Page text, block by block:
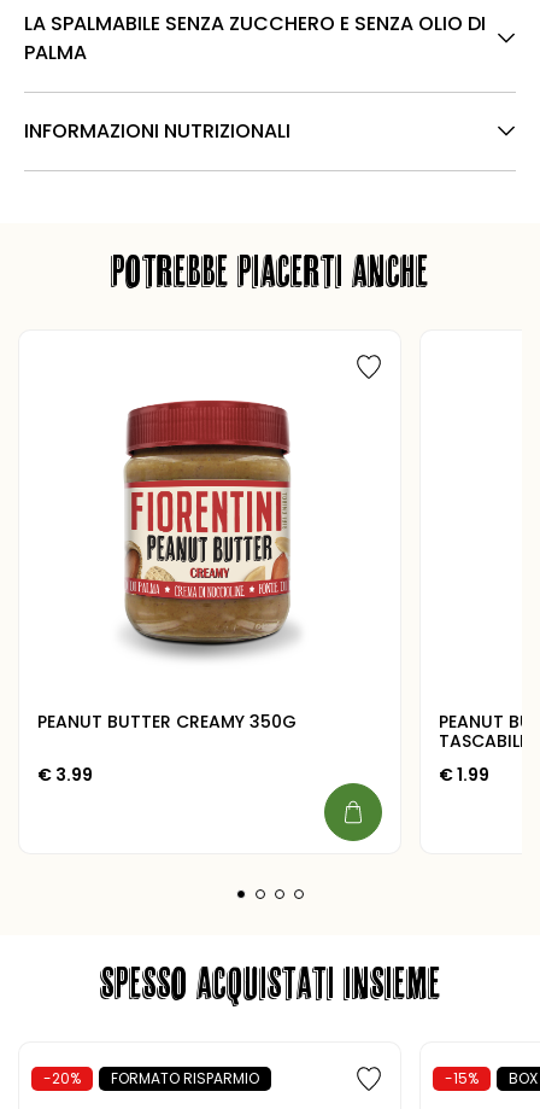
LA SPALMABILE SENZA ZUCCHERO E SENZA OLIO DI
PALMA
INFORMAZIONI NUTRIZIONALI
POTREBBE PIACERTI ANCHE
PEANUT BUTTER CREAMY 350G
€ 3.99
PEANUT
TASCABILE
€1.99
SPESSO ACQUISTATI INSIEME
-20% FORMATO RISPARMIO -15% BOX